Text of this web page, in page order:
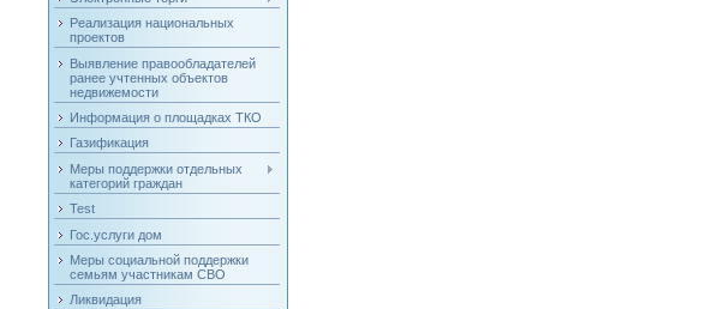
Реализация национальных
проектов
Выявление правообладателей
ранее учтенных объектов
недвижемости
Информация о площадках ТКО
Газификация
Меры поддержки отдельных
категорий граждан
Test
Гос.услуги дом
Меры социальной поддержки
семьям участникам СВО
Ликвидация